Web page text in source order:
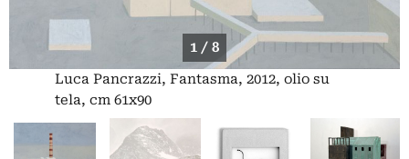
1 / 8
Luca Pancrazzi, Fantasma, 2012, olio su
tela, cm 61x90